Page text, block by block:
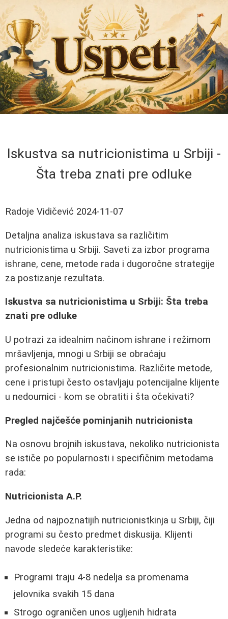
Iskustva sa nutricionistima u Srbiji -
Šta treba znati pre odluke
Radoje Vidičević 2024-11-07
Detaljna analiza iskustava sa različitim
nutricionistima u Srbiji. Saveti za izbor programa
ishrane, cene, metode rada i dugoročne strategije
za postizanje rezultata.
Iskustva sa nutricionistima u Srbiji: Šta treba
znati pre odluke
U potrazi za idealnim načinom ishrane i režimom
mršavljenja, mnogi u Srbiji se obraćaju
profesionalnim nutricionistima. Različite metode,
cene i pristupi često ostavljaju potencijalne klijente
u nedoumici - kom se obratiti i šta očekivati?
Pregled najčešće pominjanih nutricionista
Na osnovu brojnih iskustava, nekoliko nutricionista
se ističe po popularnosti i specifičnim metodama
rada:
Nutricionista A.P.
Jedna od najpoznatijih nutricionistkinja u Srbiji, čiji
programi su često predmet diskusija. Klijenti
navode sledeće karakteristike:
Programi traju 4-8 nedelja sa promenama
jelovnika svakih 15 dana
Strogo ograničen unos ugljenih hidrata